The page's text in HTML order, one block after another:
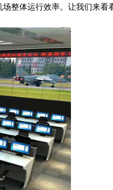
整体运行效率。让我们来看